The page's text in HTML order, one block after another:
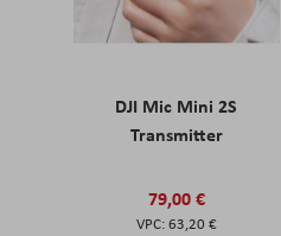
DJI Mic Mini 2S
Transmitter
79,00 €
63,20 €